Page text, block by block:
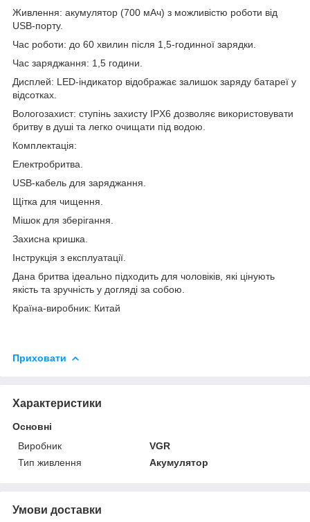
Живлення: акумулятор (700 мАч) з можливістю роботи від
USB-порту.
Час роботи: до 60 хвилин після 1,5-годинної зарядки.
Час заряджання: 1,5 години.
Дисплей: LED-індикатор відображає залишок заряду батареї у
відсотках.
Вологозахист: ступінь захисту IPX6 дозволяє використовувати
бритву в душі та легко очищати під водою.
Комплектація:
Електробритва.
USB-кабель для заряджання.
Щітка для чищення.
Мішок для зберігання.
Захисна кришка.
Інструкція з експлуатації.
Дана бритва ідеально підходить для чоловіків, які цінують
якість та зручність у догляді за собою.
Країна-виробник: Китай
Приховати
Характеристики
Основні
Виробник
VGR
Тип живлення
Акумулятор
Умови доставки